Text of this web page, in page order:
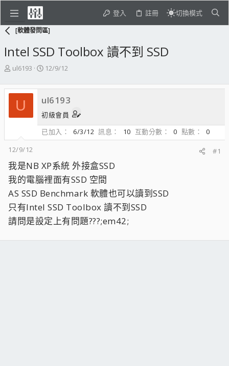
登入 註冊 切換模式
[軟體發問區]
Intel SSD Toolbox 讀不到 SSD
主
發
起
人
ul6193
開
日
期
12/9/12
U ul6193
初級會員
已加入
6/3/12 訊息 10 互動分數 0 點數
0
12/9/12
#1
我是NB XP系統 外接盒SSD
我的電腦裡面有SSD 空間
AS SSD Benchmark 軟體也可以讀到SSD
只有Intel SSD Toolbox 讀不到SSD
請問是設定上有問題???;em42;